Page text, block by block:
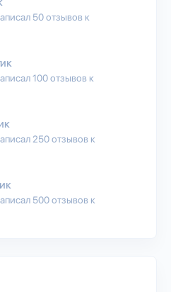
50 отзывов к
100 отзывов к
250 отзывов к
500 отзывов к